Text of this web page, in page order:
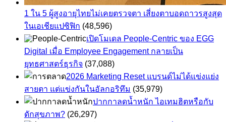
1 ใน 5 ผู้สูงอายุไทยไม่เคยตรวจตา เสี่ยงตาบอดถาวรสูงสุด
ในเอเชียแปซิฟิก (48,596)
เปิดโมเดล People-Centric ของ EGG
Digital เมื่อ Employee Engagement กลายเป็น
ยุทธศาสตร์ธุรกิจ (37,088)
2026 Marketing Reset แบรนด์ไม่ได้แข่งแย่ง
สายตา แต่แข่งกันในอัลกอริทึม (35,979)
ปากกาลดน้ำหนัก ไอเทมฮิตหรือกับ
ดักสุขภาพ? (26,297)